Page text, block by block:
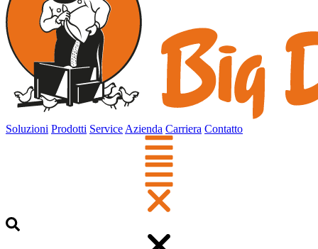
Soluzioni Prodotti Service Azienda Carriera Contatto